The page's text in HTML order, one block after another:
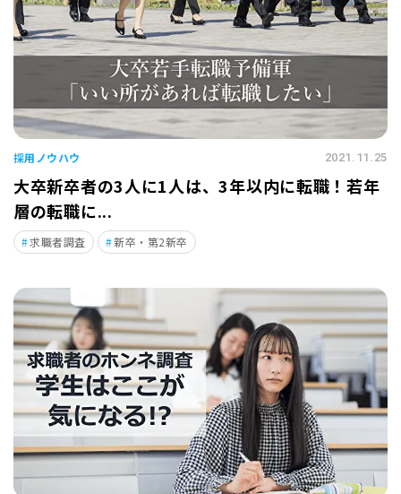
採用ノウハウ 2021.11.25
大卒新卒者の3人に1人は、3年以内に転職！若年
層の転職に...
求職者調査 新卒・第2新卒